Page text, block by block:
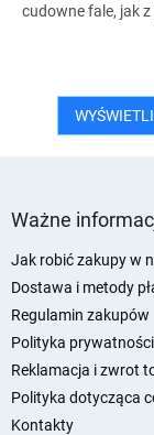
cudowne fale, jak
Ważne
Jak robić zakupy w
Dostawa i metody
Regulamin zakupów
Polityka prywatności
Reklamacja i zwrot
Polityka dotycząca
Kontakty